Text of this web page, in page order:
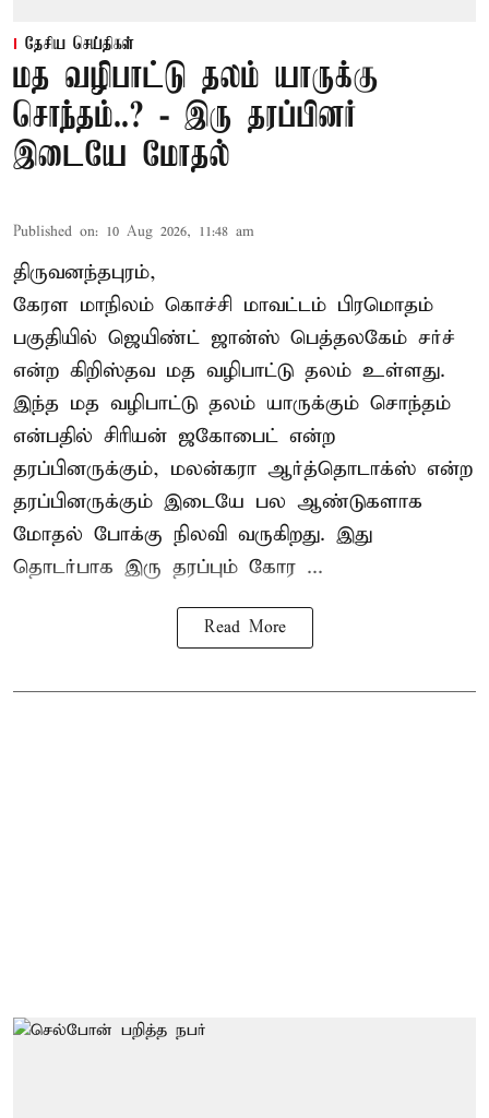
தேசிய செய்திகள்
மத வழிபாட்டு தலம் யாருக்கு
சொந்தம்..? - இரு தரப்பினர்
இடையே மோதல்
Published on: 10 Aug 2026, 11:48 am
திருவனந்தபுரம்,
கேரள மாநிலம் கொச்சி மாவட்டம் பிரமொதம்
பகுதியில் ஜெயிண்ட் ஜான்ஸ் பெத்தலகேம் சர்ச்
என்ற கிறிஸ்தவ மத வழிபாட்டு தலம் உள்ளது.
இந்த மத வழிபாட்டு தலம் யாருக்கும் சொந்தம்
என்பதில் சிரியன் ஜகோபைட் என்ற
தரப்பினருக்கும், மலன்கரா ஆர்த்தொடாக்ஸ் என்ற
தரப்பினருக்கும் இடையே பல ஆண்டுகளாக
மோதல் போக்கு நிலவி வருகிறது. இது
தொடர்பாக இரு தரப்பும் கோர ...
Read More